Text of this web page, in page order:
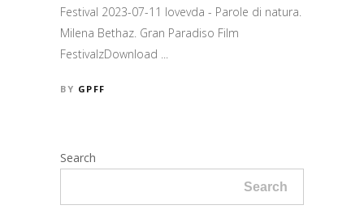
Festival 2023-07-11 lovevda - Parole di natura.
Milena Bethaz. Gran Paradiso Film
FestivalzDownload ...
BY GPFF
Search
Search